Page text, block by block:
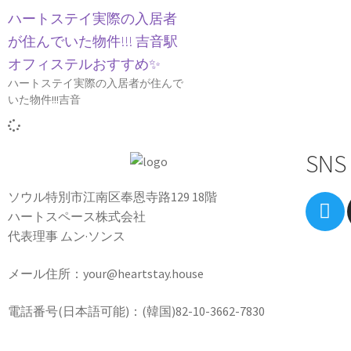
ハートステイ実際の入居者
が住んでいた物件!!! 吉音駅
オフィステルおすすめ✨
ハートステイ実際の入居者が住んで
いた物件!!!吉音
ソウル特別市江南区奉恩寺路129 18階
ハートスペース株式会社
代表理事 ムン·ソンス
メール住所：your@heartstay.house
電話番号(日本語可能)：(韓国)82-10-3662-7830
SNS